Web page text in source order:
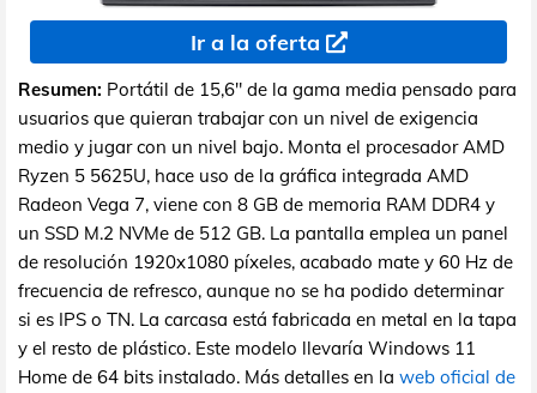
Ir a la oferta
Resumen: Portátil de 15,6" de la gama media pensado para
usuarios que quieran trabajar con un nivel de exigencia
medio y jugar con un nivel bajo. Monta el procesador AMD
Ryzen 5 5625U, hace uso de la gráfica integrada AMD
Radeon Vega 7, viene con 8 GB de memoria RAM DDR4 y
un SSD M.2 NVMe de 512 GB. La pantalla emplea un panel
de resolución 1920x1080 píxeles, acabado mate y 60 Hz de
frecuencia de refresco, aunque no se ha podido determinar
si es IPS o TN. La carcasa está fabricada en metal en la tapa
y el resto de plástico. Este modelo llevaría Windows 11
Home de 64 bits instalado. Más detalles en la web oficial de